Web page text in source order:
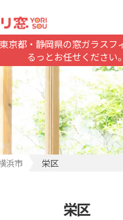
京都・静岡県の窓ガラスフ
るっとお任せください。
浜市 栄区
栄区